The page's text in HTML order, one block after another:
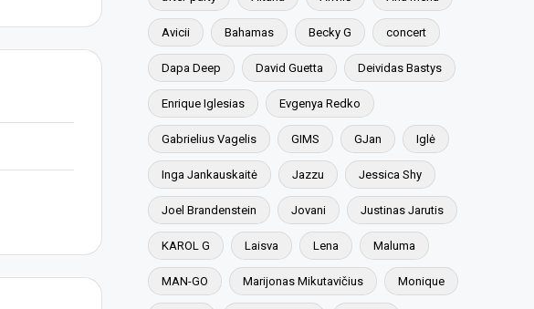
Avicii Bahamas Becky G concert
Dapa Deep David Guetta Deividas Bastys
Enrique Iglesias Evgenya Redko
Gabrielius Vagelis GIMS GJan Iglė
Inga Jankauskaitė Jazzu Jessica Shy
Joel Brandenstein Jovani Justinas Jarutis
KAROL G Laisva Lena Maluma
MAN-GO Marijonas Mikutavičius Monique